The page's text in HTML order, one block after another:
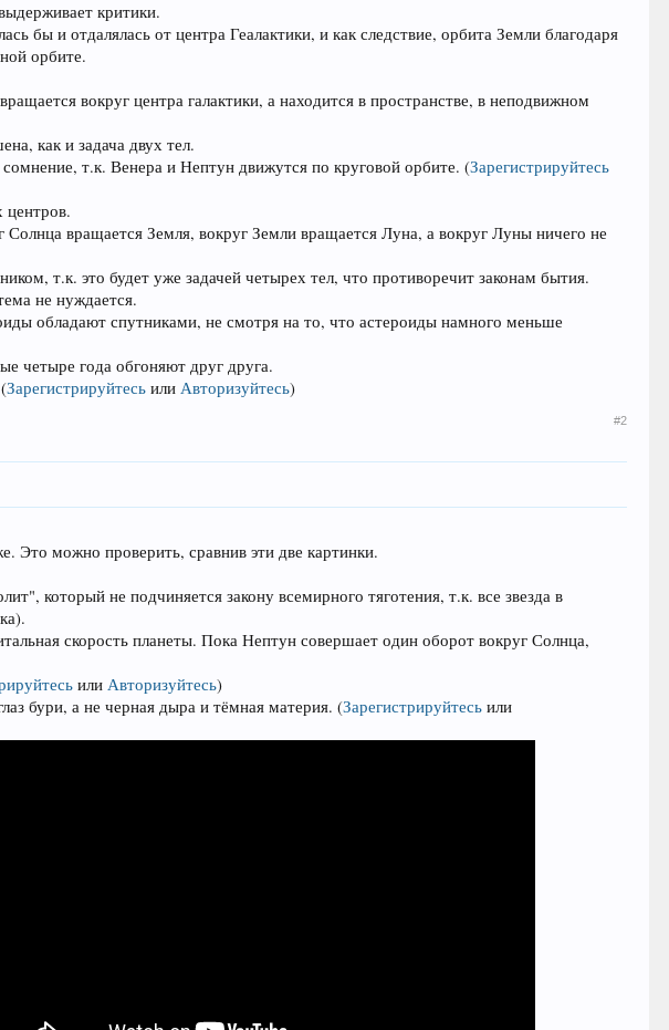
критики.
бы и отдалялась от центра Геалактики, и как следствие, орбита Земли благодаря
орбите.
вокруг центра галактики, а находится в пространстве, в неподвижном
как и задача двух тел.
т.к. Венера и Нептун движутся по круговой орбите.(Зарегистрируйтесь
центров.
вращается Земля, вокруг Земли вращается Луна, а вокруг Луны ничего не
т.к. это будет уже задачей четырех тел, что противоречит законам бытия.
не нуждается.
обладают спутниками, не смотря на то, что астероиды намного меньше
четыре года обгоняют друг друга.
(Зарегистрируйтесь илиАвторизуйтесь)
#2
Это можно проверить, сравнив эти две картинки.
который не подчиняется закону всемирного тяготения, т.к. все звезда в
скорость планеты. Пока Нептун совершает один оборот вокруг Солнца,
илиАвторизуйтесь)
бури, а не черная дыра и тёмная материя.(Зарегистрируйтесь или